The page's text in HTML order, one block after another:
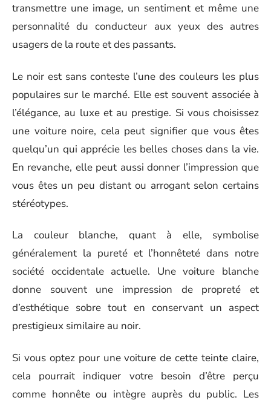
transmettre une image, un sentiment et même une
personnalité du conducteur aux yeux des autres
usagers de la route et des passants.
Le noir est sans conteste l’une des couleurs les plus
populaires sur le marché. Elle est souvent associée à
l’élégance, au luxe et au prestige. Si vous choisissez
une voiture noire, cela peut signifier que vous êtes
quelqu’un qui apprécie les belles choses dans la vie.
En revanche, elle peut aussi donner l’impression que
vous êtes un peu distant ou arrogant selon certains
stéréotypes.
La couleur blanche, quant à elle, symbolise
généralement la pureté et l’honnêteté dans notre
société occidentale actuelle. Une voiture blanche
donne souvent une impression de propreté et
d’esthétique sobre tout en conservant un aspect
prestigieux similaire au noir.
Si vous optez pour une voiture de cette teinte claire,
cela pourrait indiquer votre besoin d’être perçu
comme honnête ou intègre auprès du public. Les